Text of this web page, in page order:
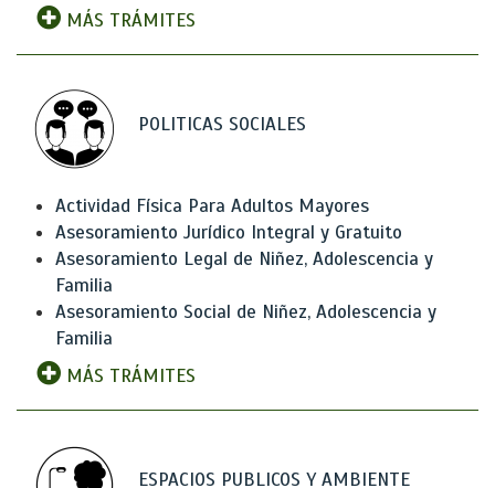
MÁS TRÁMITES
POLITICAS SOCIALES
Actividad Física Para Adultos Mayores
Asesoramiento Jurídico Integral y Gratuito
Asesoramiento Legal de Niñez, Adolescencia y
Familia
Asesoramiento Social de Niñez, Adolescencia y
Familia
MÁS TRÁMITES
ESPACIOS PUBLICOS Y AMBIENTE